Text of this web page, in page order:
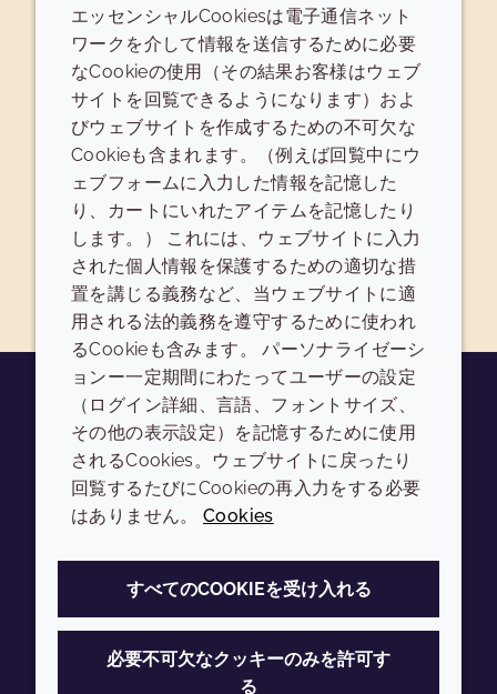
シンクロワックス BB4 | ビーズワックス
と似た組成の合成ミツロウ。口紅での利
用に適しており、色素定着とグロス効果
を高めるとともに、塗りやすさを向上さ
せます。
サンプル依頼
YoutubeInstagramLinkedInTiktok
会社
Sustainability Report
Croda.com
LEGAL
プライバシーポリシー
アクセシビリティ
クッキーポリシー
エッセンシャルCookiesは電子通信ネット
ワークを介して情報を送信するために必要
なCookieの使用（その結果お客様はウェブ
サイトを回覧できるようになります）およ
びウェブサイトを作成するための不可欠な
Cookieも含まれます。（例えば回覧中にウ
ェブフォームに入力した情報を記憶した
り、カートにいれたアイテムを記憶したり
します。） これには、ウェブサイトに入力
された個人情報を保護するための適切な措
置を講じる義務など、当ウェブサイトに適
用される法的義務を遵守するために使われ
るCookieも含みます。 パーソナライゼーシ
ョンー一定期間にわたってユーザーの設定
（ログイン詳細、言語、フォントサイズ、
その他の表示設定）を記憶するために使用
されるCookies。ウェブサイトに戻ったり
回覧するたびにCookieの再入力をする必要
はありません。Cookies
すべてのCOOKIEを受け入れる
必要不可欠なクッキーのみを許可す
る